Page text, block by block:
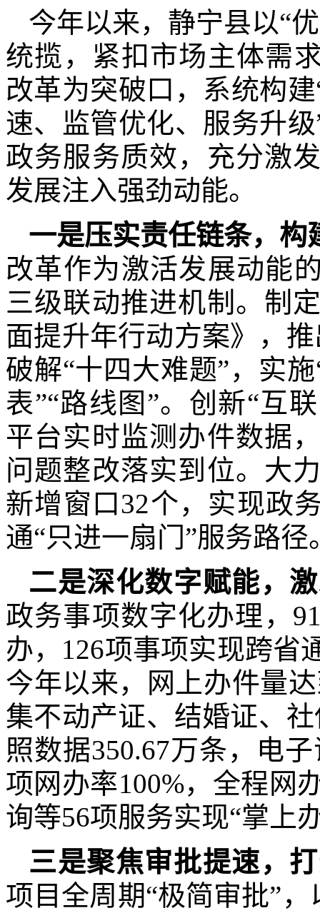
今年以来，静宁县以“
统揽，紧扣市场主体需
改革为突破口，系统构
速、监管优化、服务升
政务服务质效，充分激
发展注入强劲动能。
一是压实责任链条，构
改革作为激活发展动能
三级联动推进机制。制
面提升年行动方案》，
破解“十四大难题”，实
表”“路线图”。创新“互
平台实时监测办件数据
问题整改落实到位。大
新增窗口32个，实现政
通“只进一扇门”服务路径
二是深化数字赋能，
政务事项数字化办理，
办，126项事项实现跨省
今年以来，网上办件量
集不动产证、结婚证、
照数据350.67万条，电
项网办率100%，全程网
询等56项服务实现“掌上
三是聚焦审批提速，
项目全周期“极简审批”